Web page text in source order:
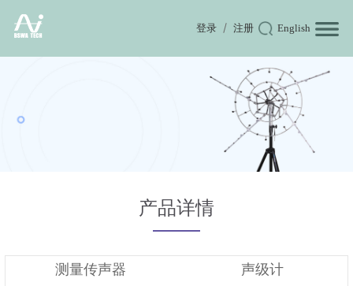
登录 注册 English
产品详情
测量传声器
声级计